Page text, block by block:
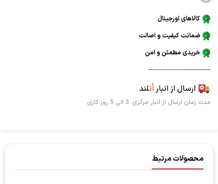
کالاهای اورجینال
ضمانت کیفیت و اصالت
خریدی مطمئن و امن
--------------------------------
ارسال از انباراُتلند
مدت زمان ارسال از انبار مرکزی: 3 الی 5 روز کاری
محصولات مرتبط